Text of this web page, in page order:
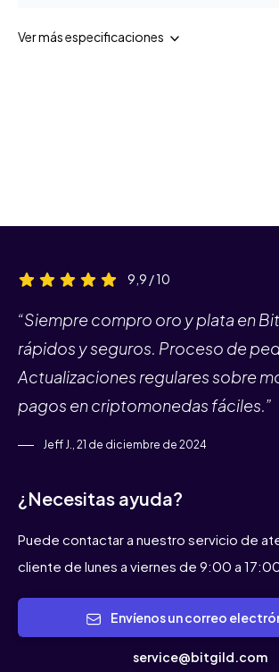
Ver más especificaciones
9,9 / 10
“Siempre compro oro y plata en
rápidos y seguros. Proceso de
Actualizaciones regulares sobre
pagos en criptomonedas fáciles.”
Jeff J., 21 de diciembre de 2024
¿Necesitas ayuda?
Puede contactar a nuestro servicio de
cliente de lunes a viernes de 9:00 a
service@bitgild.com